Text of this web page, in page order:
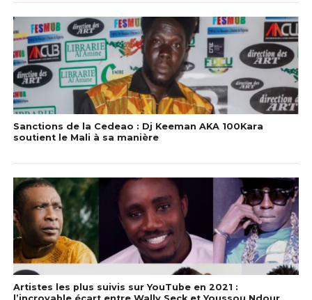
Sanctions de la Cedeao : Dj Keeman AKA 100Kara
soutient le Mali à sa manière
Artistes les plus suivis sur YouTube en 2021 :